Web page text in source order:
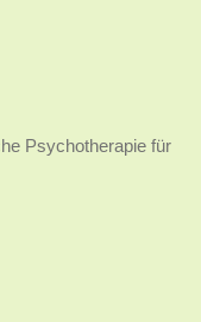
Psychotherapie für